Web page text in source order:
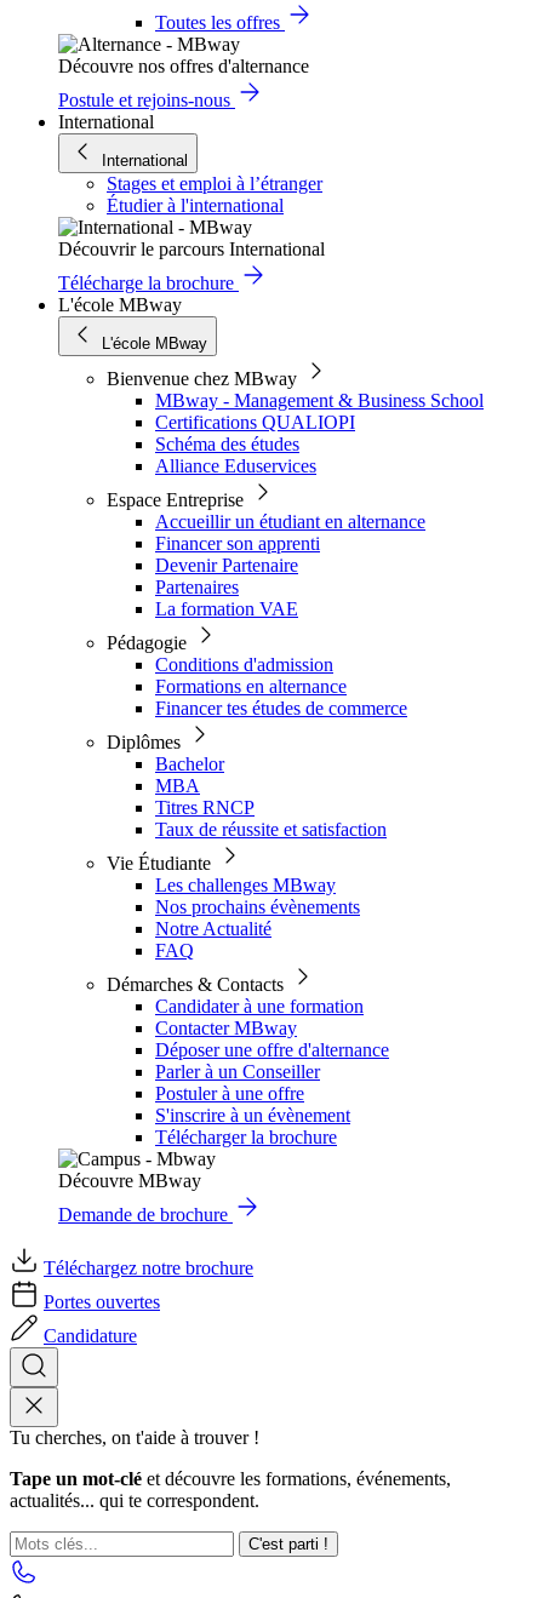
Toutes les offres
Découvre nos offres d'alternance
Postule et rejoins-nous
International
International
Stages et emploi à l’étranger
Étudier à l'international
Découvrir le parcours International
Télécharge la brochure
L'école MBway
L'école MBway
Bienvenue chez MBway
MBway - Management & Business School
Certifications QUALIOPI
Schéma des études
Alliance Eduservices
Espace Entreprise
Accueillir un étudiant en alternance
Financer son apprenti
Devenir Partenaire
Partenaires
La formation VAE
Pédagogie
Conditions d'admission
Formations en alternance
Financer tes études de commerce
Diplômes
Bachelor
MBA
Titres RNCP
Taux de réussite et satisfaction
Vie Étudiante
Les challenges MBway
Nos prochains évènements
Notre Actualité
FAQ
Démarches & Contacts
Candidater à une formation
Contacter MBway
Déposer une offre d'alternance
Parler à un Conseiller
Postuler à une offre
S'inscrire à un évènement
Télécharger la brochure
Découvre MBway
Demande de brochure
Téléchargez notre brochure
Portes ouvertes
Candidature
Tu cherches, on t'aide à trouver !
Tape un mot-clé et découvre les formations, événements,
actualités... qui te correspondent.
C'est parti !